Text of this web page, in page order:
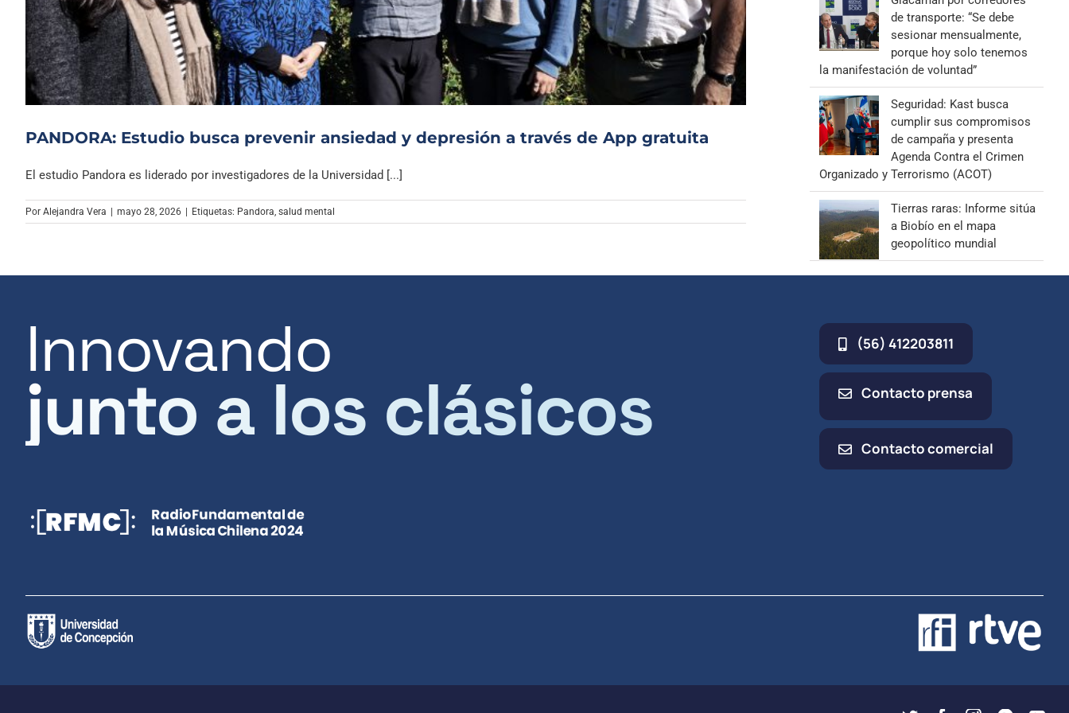
Archivo Sonoro
PANDORA: Estudio busca prevenir ansiedad y depresión a través de App gratuita
El estudio Pandora es liderado por investigadores de la Universidad [...]
Por Alejandra Vera mayo 28, 2026 Etiquetas: Pandora, salud mental
de transporte: “Se debe
sesionar mensualmente,
porque hoy solo tenemos
la manifestación de voluntad”
Seguridad: Kast busca
cumplir sus compromisos
de campaña y presenta
Agenda Contra el Crimen
Organizado y Terrorismo (ACOT)
Tierras raras: Informe sitúa
a Biobío en el mapa
geopolítico mundial
Innovando
junto a los clásicos
(56) 412203811
Contacto prensa
Contacto comercial